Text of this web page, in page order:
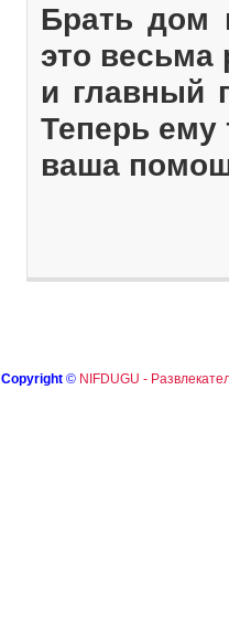
Брать дом
это весьма
и главный
Теперь ему
ваша
Copyright © NIFDUGU -